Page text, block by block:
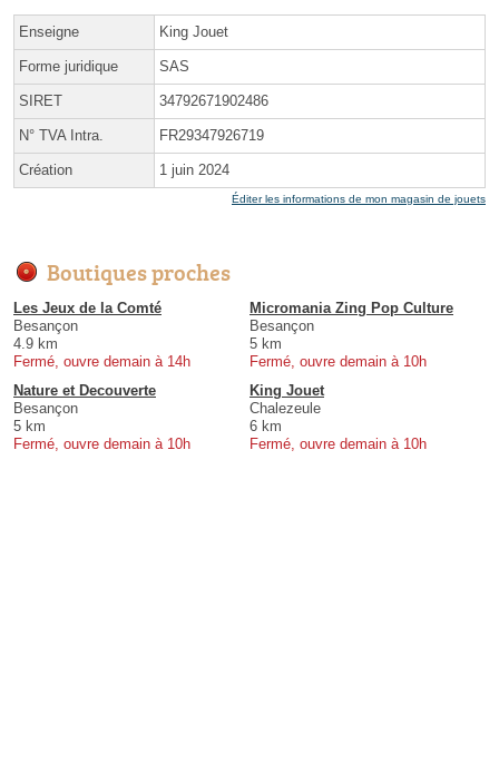
Enseigne King Jouet
Forme juridique SAS
SIRET 34792671902486
N° TVA Intra. FR29347926719
Création 1 juin 2024
Éditer les informations de mon magasin de jouets
Boutiques proches
Les Jeux de la Comté
Besançon
4.9 km
Fermé, ouvre demain à 14h
Micromania Zing Pop Culture
Besançon
5 km
Fermé, ouvre demain à 10h
Nature et Decouverte
Besançon
5 km
Fermé, ouvre demain à 10h
King Jouet
Chalezeule
6 km
Fermé, ouvre demain à 10h